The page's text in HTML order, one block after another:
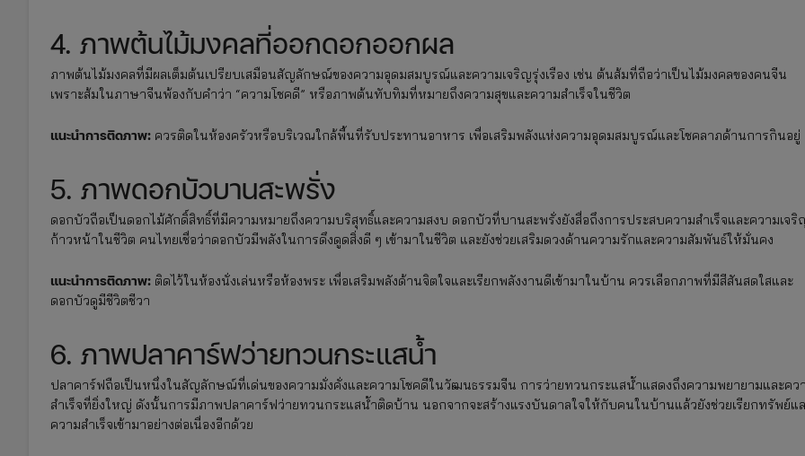
4. ภาพต้นไม้มงคลที่ออกดอกออกผล
ภาพต้นไม้มงคลที่มีผลเต็มต้นเปรียบเสมือนสัญลักษณ์ของความอุดมสมบูรณ์และความเจริญรุ่งเรือง เช่น ต้นส้มที่ถือว่าเป็นไม้มงคลของคนจีน
เพราะส้มในภาษาจีนพ้องกับคำว่า “ความโชคดี” หรือภาพต้นทับทิมที่หมายถึงความสุขและความสำเร็จในชีวิต
แนะนำการติดภาพ: ควรติดในห้องครัวหรือบริเวณใกล้พื้นที่รับประทานอาหาร เพื่อเสริมพลังแห่งความอุดมสมบูรณ์และโชคลาภด้านการกินอยู่
5. ภาพดอกบัวบานสะพรั่ง
ดอกบัวถือเป็นดอกไม้ศักดิ์สิทธิ์ที่มีความหมายถึงความบริสุทธิ์และความสงบ ดอกบัวที่บานสะพรั่งยังสื่อถึงการประสบความสำเร็จและความเจริ
ก้าวหน้าในชีวิต คนไทยเชื่อว่าดอกบัวมีพลังในการดึงดูดสิ่งดี ๆ เข้ามาในชีวิต และยังช่วยเสริมดวงด้านความรักและความสัมพันธ์ให้มั่นคง
แนะนำการติดภาพ: ติดไว้ในห้องนั่งเล่นหรือห้องพระ เพื่อเสริมพลังด้านจิตใจและเรียกพลังงานดีเข้ามาในบ้าน ควรเลือกภาพที่มีสีสันสดใสและ
ดอกบัวดูมีชีวิตชีวา
6. ภาพปลาคาร์ฟว่ายทวนกระแสน้ำ
ปลาคาร์ฟถือเป็นหนึ่งในสัญลักษณ์ที่เด่นของความมั่งคั่งและความโชคดีในวัฒนธรรมจีน การว่ายทวนกระแสน้ำแสดงถึงความพยายามและคว
สำเร็จที่ยิ่งใหญ่ ดังนั้นการมีภาพปลาคาร์ฟว่ายทวนกระแสน้ำติดบ้าน นอกจากจะสร้างแรงบันดาลใจให้กับคนในบ้านแล้วยังช่วยเรียกทรัพย์แ
ความสำเร็จเข้ามาอย่างต่อเนื่องอีกด้วย